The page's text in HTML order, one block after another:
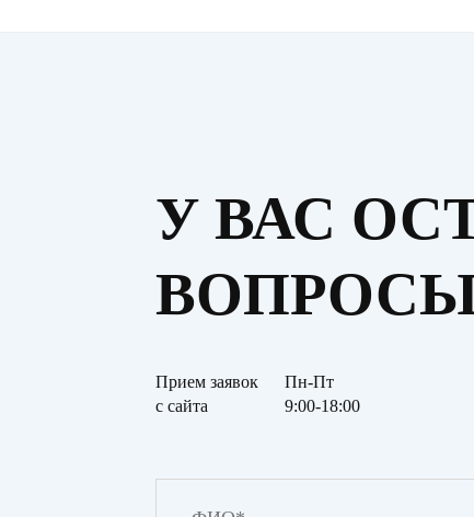
У ВАС
Прием заявок
с сайта
Пн-Пт
9:00-18:00